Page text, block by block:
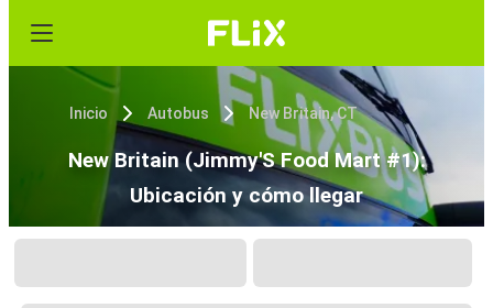
Inicio Autobus New Britain, CT
New Britain (Jimmy'S Food Mart #1):
Ubicación y cómo llegar